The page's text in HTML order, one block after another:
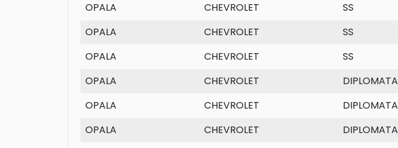
OPALA
CHEVROLET SS
OPALA
CHEVROLET SS
OPALA
CHEVROLET SS
OPALA
CHEVROLET DIPLOMATA
OPALA
CHEVROLET DIPLOMATA
OPALA
CHEVROLET DIPLOMATA